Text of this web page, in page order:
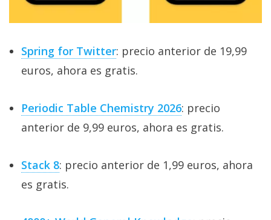
Spring for Twitter: precio anterior de 19,99
euros, ahora es gratis.
Periodic Table Chemistry 2026: precio
anterior de 9,99 euros, ahora es gratis.
Stack 8: precio anterior de 1,99 euros, ahora
es gratis.